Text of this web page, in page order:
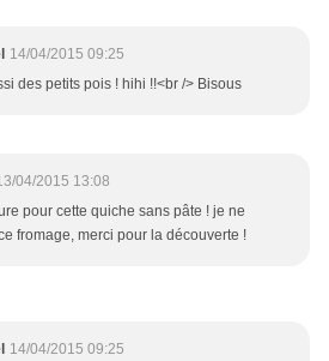
14/04/2015 09:25
des petits pois ! hihi !!<br /> Bisous
04/2015 13:08
pour cette quiche sans pâte ! je ne
fromage, merci pour la découverte !
14/04/2015 09:25